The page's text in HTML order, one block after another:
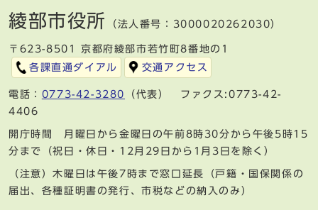
綾部市役所 （法人番号：3000020262030）
〒623-8501 京都府綾部市若竹町8番地の1
各課直通ダイアル
交通アクセス
電話： 0773-42-3280
（代表） ファクス:0773-42-
4406
開庁時間 月曜日から金曜日の午前8時30分から午後5時15
分まで（祝日・休日・12月29日から1月3日を除く）
（注意）木曜日は午後7時まで窓口延長（戸籍・国保関係の
届出、各種証明書の発行、市税などの納入のみ）